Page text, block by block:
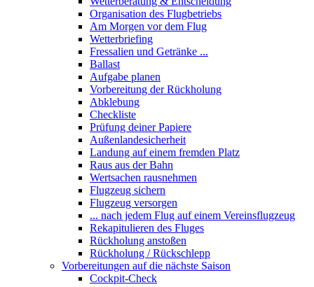
Organisation des Flugbetriebs
Am Morgen vor dem Flug
Wetterbriefing
Fressalien und Getränke ...
Ballast
Aufgabe planen
Vorbereitung der Rückholung
Abklebung
Checkliste
Prüfung deiner Papiere
Außenlandesicherheit
Landung auf einem fremden Platz
Raus aus der Bahn
Wertsachen rausnehmen
Flugzeug sichern
Flugzeug versorgen
... nach jedem Flug auf einem Vereinsflugzeug
Rekapitulieren des Fluges
Rückholung anstoßen
Rückholung / Rückschlepp
Vorbereitungen auf die nächste Saison
Cockpit-Check